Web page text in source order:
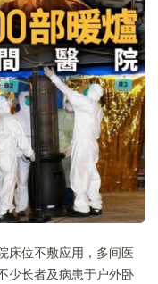
床位不敷应用，多间医
少长者及病患于户外卧